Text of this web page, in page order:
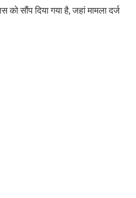
को सौंप दिया गया है, जहां मामला दर्ज